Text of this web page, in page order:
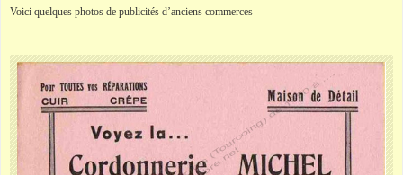
Voici quelques photos de publicités d’anciens commerces